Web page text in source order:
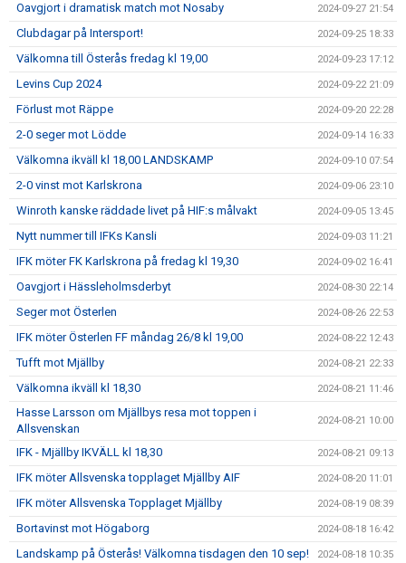
Oavgjort i dramatisk match mot Nosaby 2024-09-27 21:54
Clubdagar på Intersport! 2024-09-25 18:33
Välkomna till Österås fredag kl 19,00 2024-09-23 17:12
Levins Cup 2024 2024-09-22 21:09
Förlust mot Räppe 2024-09-20 22:28
2-0 seger mot Lödde 2024-09-14 16:33
Välkomna ikväll kl 18,00 LANDSKAMP 2024-09-10 07:54
2-0 vinst mot Karlskrona 2024-09-06 23:10
Winroth kanske räddade livet på HIF:s målvakt 2024-09-05 13:45
Nytt nummer till IFKs Kansli 2024-09-03 11:21
IFK möter FK Karlskrona på fredag kl 19,30 2024-09-02 16:41
Oavgjort i Hässleholmsderbyt 2024-08-30 22:14
Seger mot Österlen 2024-08-26 22:53
IFK möter Österlen FF måndag 26/8 kl 19,00 2024-08-22 12:43
Tufft mot Mjällby 2024-08-21 22:33
Välkomna ikväll kl 18,30 2024-08-21 11:46
Hasse Larsson om Mjällbys resa mot toppen i
Allsvenskan
2024-08-21 10:00
IFK - Mjällby IKVÄLL kl 18,30 2024-08-21 09:13
IFK möter Allsvenska topplaget Mjällby AIF 2024-08-20 11:01
IFK möter Allsvenska Topplaget Mjällby 2024-08-19 08:39
Bortavinst mot Högaborg 2024-08-18 16:42
Landskamp på Österås! Välkomna tisdagen den 10 sep! 2024-08-18 10:35